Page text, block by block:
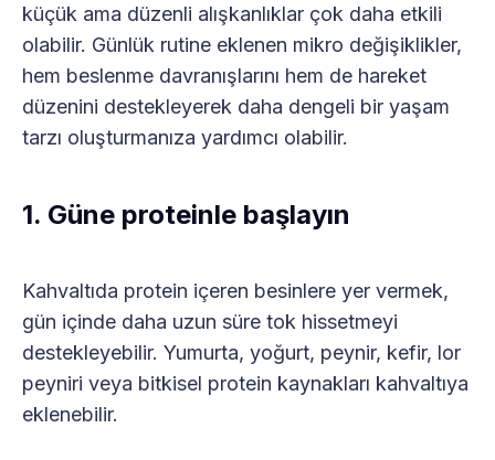
küçük ama düzenli alışkanlıklar çok daha etkili
olabilir. Günlük rutine eklenen mikro değişiklikler,
hem beslenme davranışlarını hem de hareket
düzenini destekleyerek daha dengeli bir yaşam
tarzı oluşturmanıza yardımcı olabilir.
1. Güne proteinle başlayın
Kahvaltıda protein içeren besinlere yer vermek,
gün içinde daha uzun süre tok hissetmeyi
destekleyebilir. Yumurta, yoğurt, peynir, kefir, lor
peyniri veya bitkisel protein kaynakları kahvaltıya
eklenebilir.